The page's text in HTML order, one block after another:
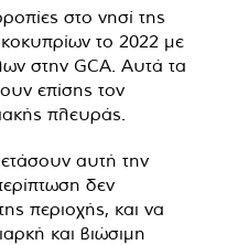
στο νησί της
το 2022 με
στην GCA. Αυτά τα
επίσης τον
πλευράς.
αυτή την
δεν
περιοχής, και να
και βιώσιμη